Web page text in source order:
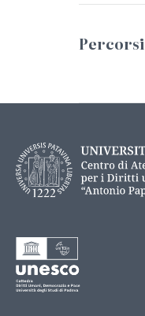
Percorsi